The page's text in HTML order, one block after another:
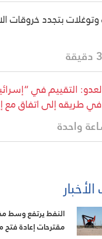
وتوغلات بتجدد خروقات
التقييم في
طريقه إلى اتفاق مع
واحدة
النفط يرتفع وسط
مقترحات إعادة